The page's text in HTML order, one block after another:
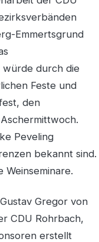
Emmertsgrund
würde durch die
Feste und
den
Peveling
bekannt sind.
Gregor von
CDU Rohrbach,
erstellt